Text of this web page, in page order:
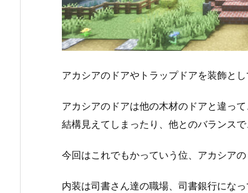
アカシアのドアやトラップドアを装飾とし
アカシアのドアは他の木材のドアと違っ
結構見えてしまったり、他とのバランス
今回はこれでもかっていう位、アカシアの
内装は司書さん達の職場、司書銀行になっ